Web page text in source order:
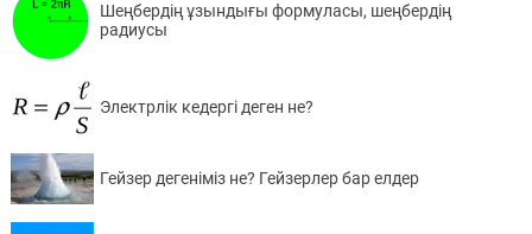
Шеңбердің ұзындығы формуласы, шеңбердің
радиусы
Электрлік кедергі деген не?
Гейзер дегеніміз не? Гейзерлер бар елдер